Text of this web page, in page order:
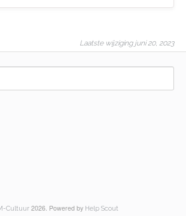
Laatste wijziging juni 20, 2023
Cultuur2026. Powered by Help Scout